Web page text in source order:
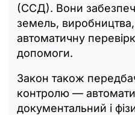
(ССД). Вони
земель,
автоматичну
допомоги.
Закон також
контролю —
документальний і